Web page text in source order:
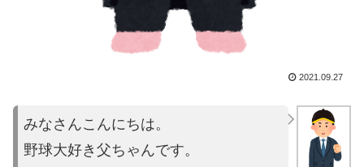
2021.09.27
みなさんこんにちは。
野球大好き父ちゃんです。